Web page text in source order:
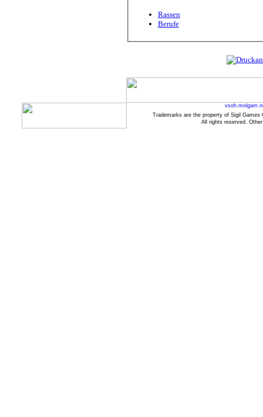
Rassen
Berufe
Trademarks are the property of Sigil
All rights reserved.